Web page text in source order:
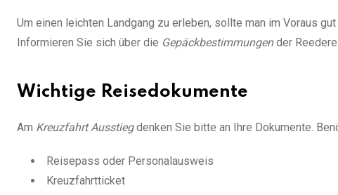
Um einen leichten Landgang zu erleben, sollte man im Voraus
Informieren Sie sich über die Gepäckbestimmungender
Wichtige Reisedokumente
Am Kreuzfahrt Ausstiegdenken Sie bitte an Ihre Dokumente.
Reisepass oder Personalausweis
Kreuzfahrtticket